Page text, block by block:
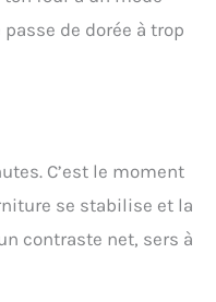
de dorée à trop
C’est le moment
se stabilise et la
contraste net, sers à